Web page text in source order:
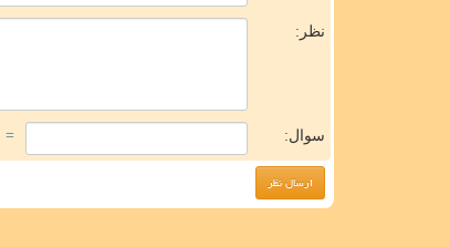
نظر:
سوال: = ۱ بعلاوه ۴